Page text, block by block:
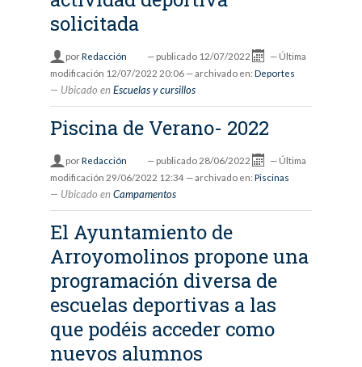
solicitada
porRedacción — publicado 12/07/2022 — Última
modificación 12/07/2022 20:06 — archivado en: Deportes
Ubicado en Escuelas y cursillos
Piscina de Verano- 2022
porRedacción — publicado 28/06/2022 — Última
modificación 29/06/2022 12:34 — archivado en: Piscinas
Ubicado en Campamentos
El Ayuntamiento de
Arroyomolinos propone una
programación diversa de
escuelas deportivas a las
que podéis acceder como
nuevos alumnos